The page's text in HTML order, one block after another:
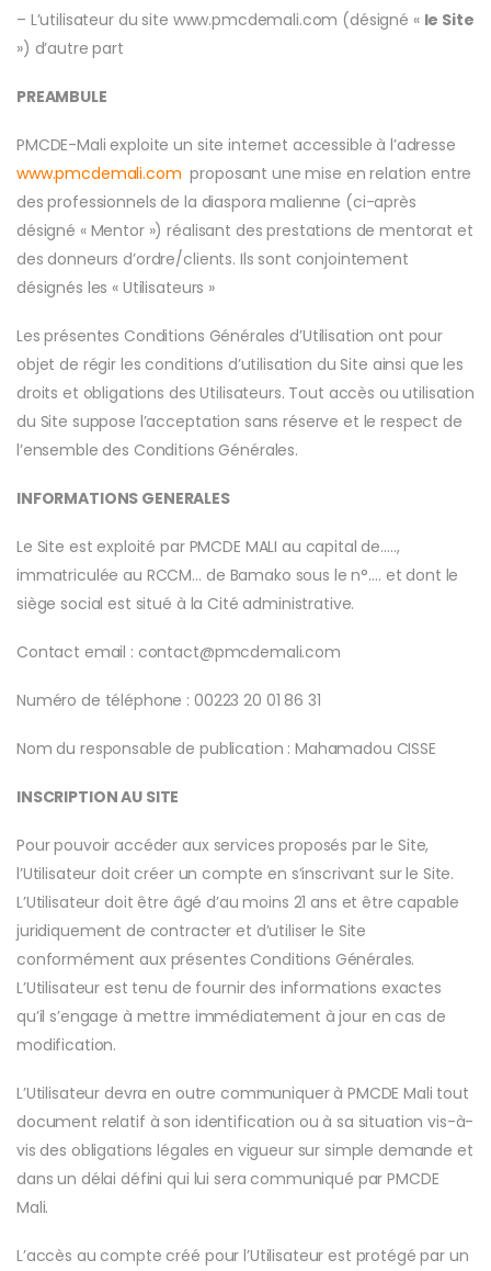
– L’utilisateur du site www.pmcdemali.com (désigné « le Site
») d’autre part
PREAMBULE
PMCDE-Mali exploite un site internet accessible à l’adresse
www.pmcdemali.com proposant une mise en relation entre
des professionnels de la diaspora malienne (ci-après
désigné « Mentor ») réalisant des prestations de mentorat et
des donneurs d’ordre/clients. Ils sont conjointement
désignés les « Utilisateurs »
Les présentes Conditions Générales d’Utilisation ont pour
objet de régir les conditions d’utilisation du Site ainsi que les
droits et obligations des Utilisateurs. Tout accès ou utilisation
du Site suppose l’acceptation sans réserve et le respect de
l’ensemble des Conditions Générales.
INFORMATIONS GENERALES
Le Site est exploité par PMCDE MALI au capital de…..,
immatriculée au RCCM… de Bamako sous le n°…. et dont le
siège social est situé à la Cité administrative.
Contact email : contact@pmcdemali.com
Numéro de téléphone : 00223 20 01 86 31
Nom du responsable de publication : Mahamadou CISSE
INSCRIPTION AU SITE
Pour pouvoir accéder aux services proposés par le Site,
l’Utilisateur doit créer un compte en s’inscrivant sur le Site.
L’Utilisateur doit être âgé d’au moins 21 ans et être capable
juridiquement de contracter et d’utiliser le Site
conformément aux présentes Conditions Générales.
L’Utilisateur est tenu de fournir des informations exactes
qu’il s’engage à mettre immédiatement à jour en cas de
modification.
L’Utilisateur devra en outre communiquer à PMCDE Mali tout
document relatif à son identification ou à sa situation vis-à-
vis des obligations légales en vigueur sur simple demande et
dans un délai défini qui lui sera communiqué par PMCDE
Mali.
L’accès au compte créé pour l’Utilisateur est protégé par un